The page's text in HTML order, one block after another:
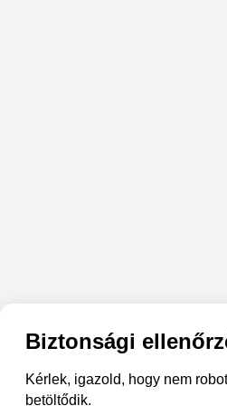
Biztonsági
Kérlek, igazold, hogy nem
betöltődik.